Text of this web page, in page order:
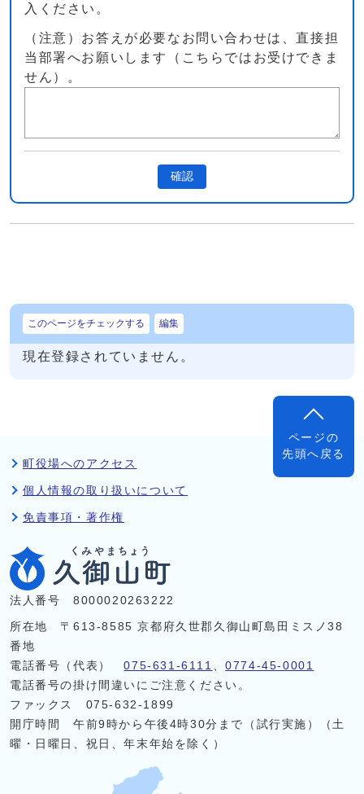
入ください。
（注意）お答えが必要なお問い合わせは、直接担
当部署へお願いします（こちらではお受けできま
せん）。
確認
このページをチェックする 編集
現在登録されていません。
ページの
先頭へ戻る
町役場へのアクセス
個人情報の取り扱いについて
免責事項・著作権
法人番号 8000020263222
所在地 〒613-8585 京都府久世郡久御山町島田ミスノ38
番地
電話番号（代表）075-631-6111 、0774-45-0001
電話番号の掛け間違いにご注意ください。
ファックス 075-632-1899
開庁時間 午前9時から午後4時30分まで（試行実施）（土
曜・日曜日、祝日、年末年始を除く）